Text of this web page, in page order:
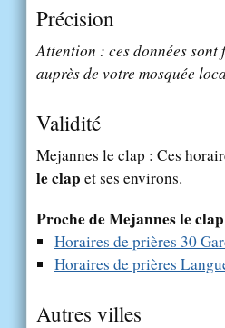
Précision
Attention : ces données
auprès de votre mosquée
Validité
Mejannes le clap : Ces
le clap et ses environs.
Proche de Mejannes le clap
Horaires de prières 30
Horaires de prières
Autres villes